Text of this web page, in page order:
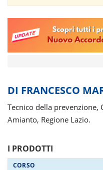
AREE
TEMATICHE
DI FRANCESCO
Tecnico della prevenzione,
Amianto, Regione Lazio.
I PRODOTTI
CORSO